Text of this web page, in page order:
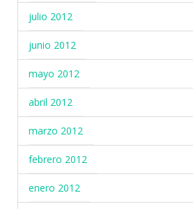
julio 2012
junio 2012
mayo 2012
abril 2012
marzo 2012
febrero 2012
enero 2012